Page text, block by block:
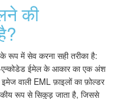
की
रूप में सेव करना सही तरीका है:
ईमेल के आकार का एक अंश
वाली EML फ़ाइलों का फ़ोल्डर
रूप से सिकुड़ जाता है, जिससे